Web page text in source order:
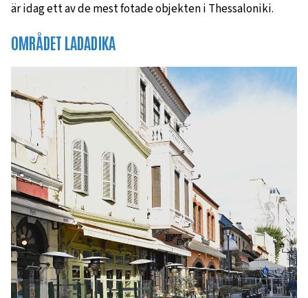
är idag ett av de mest fotade objekten i Thessaloniki.
OMRÅDET LADADIKA